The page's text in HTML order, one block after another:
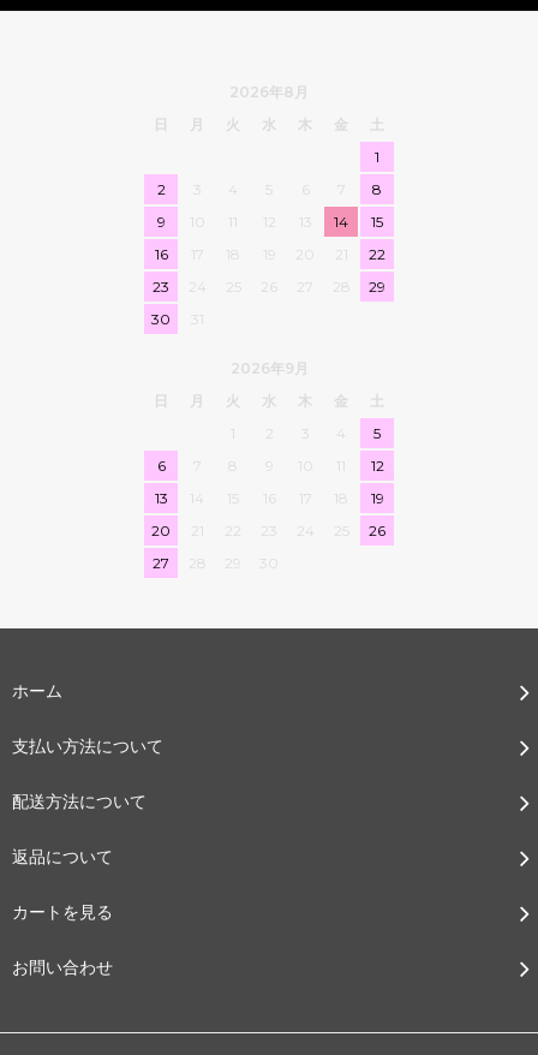
2026年8月
月 火 水 木 金
1
2
3 4 5 6 7
8
9
10 11 12 13 14
15
16
17 18 19 20 21
22
23
24 25 26 27 28
29
30
31
2026年9月
月 火 水 木 金
1
2 3 4
5
6
7 8 9 10 11
12
13
14 15 16 17 18
19
20
21 22 23 24 25
26
27
28 29 30
ホーム
支払い方法について
配送方法について
返品について
カートを見る
お問い合わせ